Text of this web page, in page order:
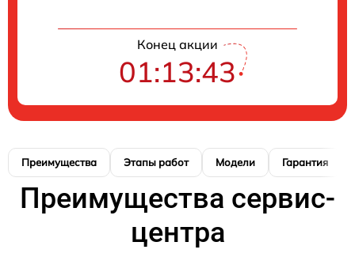
Конец акции
01:13:43
Преимущества Этапы работ Модели Гарантия
Преимущества сервис-
центра